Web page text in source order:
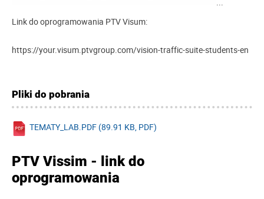
Link do oprogramowania PTV Visum:
https://your.visum.ptvgroup.com/vision-traffic-suite-students-en
Pliki do pobrania
TEMATY_LAB.PDF (89.91 KB, PDF)
PTV Vissim - link do
oprogramowania